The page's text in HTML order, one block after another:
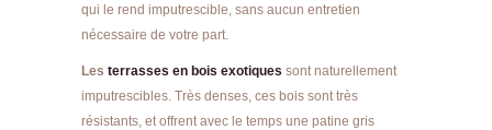
qui le rend imputrescible, sans aucun entretien
nécessaire de votre part.
Les terrasses en bois exotiques sont naturellement
imputrescibles. Très denses, ces bois sont très
résistants, et offrent avec le temps une patine gris